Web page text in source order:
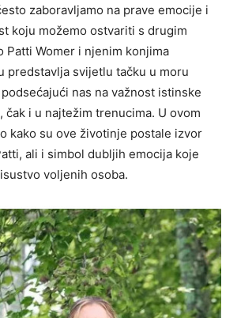
zaboravljamo na prave emocije i
koju možemo ostvariti s drugim
Patti Womer i njenim konjima
predstavlja svijetlu tačku u moru
nas na važnost istinske
čak i u najtežim trenucima. U ovom
kako su ove životinje postale izvor
ali i simbol dubljih emocija koje
voljenih osoba.